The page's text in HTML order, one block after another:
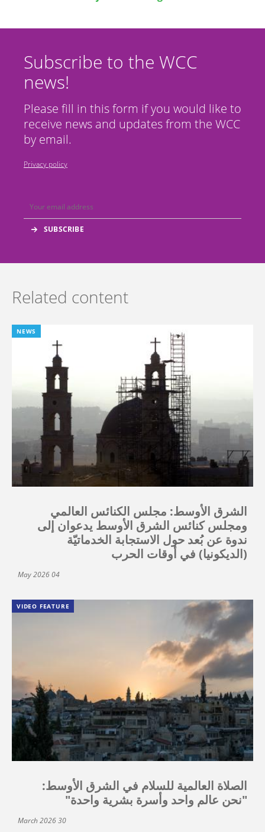
Subscribe to the WCC
news!
Please fill in this form if you would like to
receive news and updates from the WCC
by email.
Privacy policy
Related content
NEWS
الشرق الأوسط: مجلس الكنائس العالمي
ومجلس كنائس الشرق الأوسط يدعوان إلى
ندوة عن بُعد حول الاستجابة الخدماتيّة
(الديكونيا) في أوقات الحرب
04 May 2026
VIDEO FEATURE
الصلاة العالمية للسلام في الشرق الأوسط:
"نحن عالم واحد وأسرة بشرية واحدة"
30 March 2026